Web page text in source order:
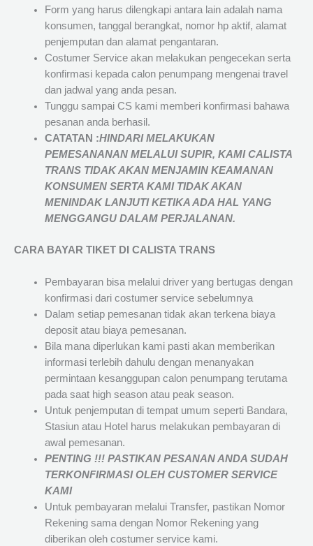
Form yang harus dilengkapi antara lain adalah nama
konsumen, tanggal berangkat, nomor hp aktif, alamat
penjemputan dan alamat pengantaran.
Costumer Service akan melakukan pengecekan serta
konfirmasi kepada calon penumpang mengenai travel
dan jadwal yang anda pesan.
Tunggu sampai CS kami memberi konfirmasi bahawa
pesanan anda berhasil.
CATATAN :HINDARI MELAKUKAN
PEMESANANAN MELALUI SUPIR, KAMICALISTA
TRANSTIDAK AKAN MENJAMINKEAMANAN
KONSUMEN SERTA KAMI TIDAK AKAN
MENINDAK LANJUTI KETIKA ADA HAL YANG
MENGGANGU DALAM PERJALANAN.
CARA BAYAR TIKET DI CALISTA TRANS
Pembayaran bisa melalui driver yang bertugas dengan
konfirmasi dari costumer service sebelumnya
Dalam setiap pemesanan tidak akan terkena biaya
deposit atau biaya pemesanan.
Bila mana diperlukan kami pasti akan memberikan
informasi terlebih dahulu dengan menanyakan
permintaan kesanggupan calon penumpang terutama
pada saat high season atau peak season.
Untuk penjemputan di tempat umum seperti Bandara,
Stasiun atau Hotel harus melakukan pembayaran di
awal pemesanan.
PENTING !!! PASTIKAN PESANAN ANDA SUDAH
TERKONFIRMASI OLEH CUSTOMER SERVICE
KAMI
Untuk pembayaran melalui Transfer, pastikan Nomor
Rekening sama dengan Nomor Rekening yang
diberikan oleh costumer service kami.